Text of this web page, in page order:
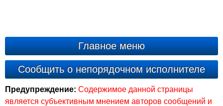
Главное меню
Сообщить о непорядочном исполнителе
Предупреждение: Содержимое данной страницы
является субъективным мнением авторов сообщений и